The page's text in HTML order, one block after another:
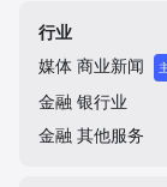
acquired by
acquired by
行业
媒体 商业新闻
金融 银行业
金融 其他服务